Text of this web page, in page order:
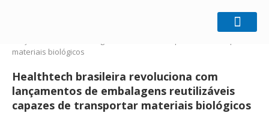
Healthtech brasileira revoluciona com
materiais biológicos
Healthtech brasileira revoluciona com
lançamentos de embalagens reutilizáveis
capazes de transportar materiais biológicos